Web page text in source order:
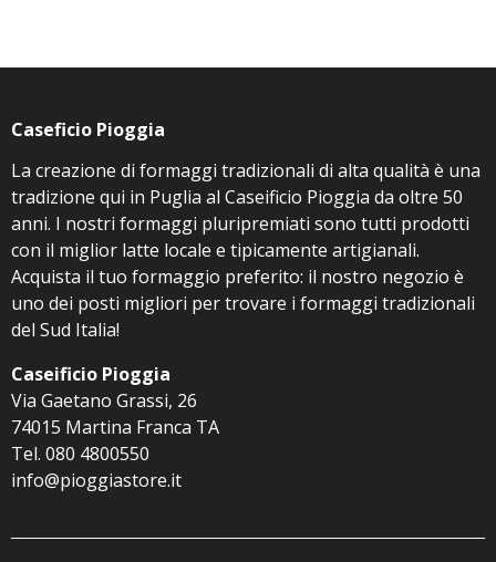
pagina
del
prodotto
nella
pagina
prodotto
Caseficio Pioggia
La creazione di formaggi tradizionali di alta qualità è una
tradizione qui in Puglia al Caseificio Pioggia da oltre 50
anni. I nostri formaggi pluripremiati sono tutti prodotti
con il miglior latte locale e tipicamente artigianali.
Acquista il tuo formaggio preferito: il nostro negozio è
uno dei posti migliori per trovare i formaggi tradizionali
del Sud Italia!
Caseificio Pioggia
Via Gaetano Grassi, 26
74015 Martina Franca TA
Tel. 080 4800550
info@pioggiastore.it